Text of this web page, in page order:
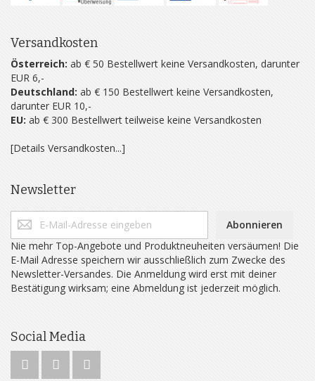
Versandkosten
Österreich: ab € 50 Bestellwert keine Versandkosten, darunter
EUR 6,-
Deutschland: ab € 150 Bestellwert keine Versandkosten,
darunter EUR 10,-
EU: ab € 300 Bestellwert teilweise keine Versandkosten
[Details Versandkosten...]
Newsletter
Abonnieren
Nie mehr Top-Angebote und Produktneuheiten versäumen! Die
E-Mail Adresse speichern wir ausschließlich zum Zwecke des
Newsletter-Versandes. Die Anmeldung wird erst mit deiner
Bestätigung wirksam; eine Abmeldung ist jederzeit möglich.
Social Media